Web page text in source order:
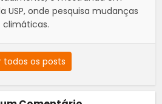
USP, onde pesquisa mudanças
climáticas.
todos os posts